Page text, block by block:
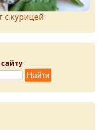
с курицей